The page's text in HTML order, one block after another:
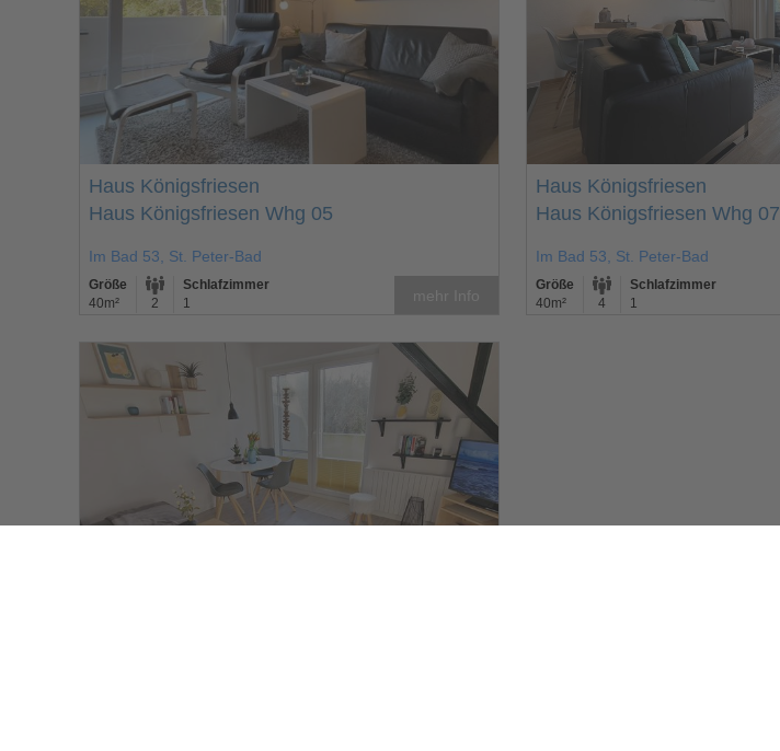
Haus Königsfriesen
Haus Königsfriesen Whg 05
Im Bad 53, St. Peter-Bad
Größe
40m²
2
Schlafzimmer
1
Haus Königsfriesen
Haus Königsfriesen Whg 07
Im Bad 53, St. Peter-Bad
Größe
40m²
4
Schlafzimmer
1